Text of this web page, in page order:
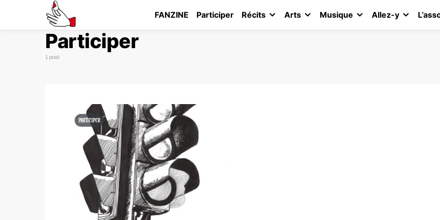
FANZINE Participer Récits Arts Musique Allez-y
Participer
1 post
PARTICIPER